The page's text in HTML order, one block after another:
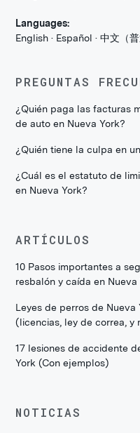
Languages:
English · Español · 中文（普
PREGUNTAS
¿Quién paga las facturas
de auto en Nueva York?
¿Quién tiene la culpa en
¿Cuál es el estatuto de
en Nueva York?
ARTÍCULOS
10 Pasos importantes a
resbalón y caída en Nueva
Leyes de perros de
(licencias, ley de correa, y
17 lesiones de accidente
York (Con ejemplos)
NOTICIAS